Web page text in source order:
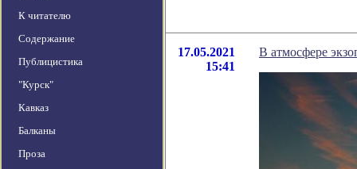
К читателю
Содержание
Публицистика
"Курск"
Кавказ
Балканы
Проза
17.05.2021
15:41
В атмосфере